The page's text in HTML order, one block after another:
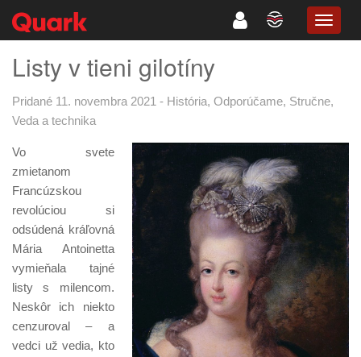
Listy v tieni gilotíny
Pridané 11. novembra 2021 - História, Odporúčame, Stručne,
Veda a technika
Vo svete
zmietanom
Francúzskou
revolúciou si
odsúdená kráľovná
Mária Antoinetta
vymieňala tajné
listy s milencom.
Neskôr ich niekto
cenzuroval – a
vedci už vedia, kto